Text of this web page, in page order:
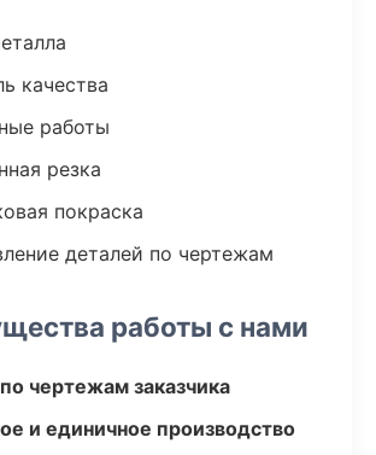
качества
работы
резка
покраска
деталей по чертежам
работы с нами
чертежам заказчика
и единичное производство